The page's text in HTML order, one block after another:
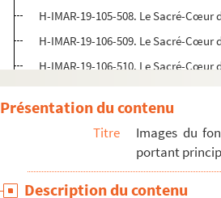
H-IMAR-19-105-508. Le Sacré-Cœur
H-IMAR-19-106-509. Le Sacré-Cœur
H-IMAR-19-106-510. Le Sacré-Cœur
H-IMAR-19-106-511. Le Sacré-Cœur
H-IMAR-19-107-512. Le Sacré-
H-IMAR-19-108-513. Le Sacré-
H-IMAR-19-108-515. Le Sacré-
Présentation du contenu
Titre
Images du
portant
Description du contenu